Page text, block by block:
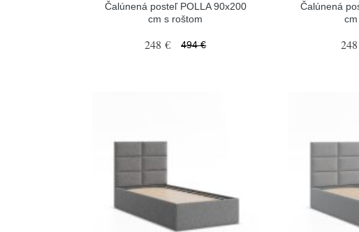
Čalúnená posteľ POLLA 90x200
cm s roštom
248 € 494 €
Čalúnená